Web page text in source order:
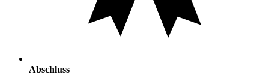
Abschluss